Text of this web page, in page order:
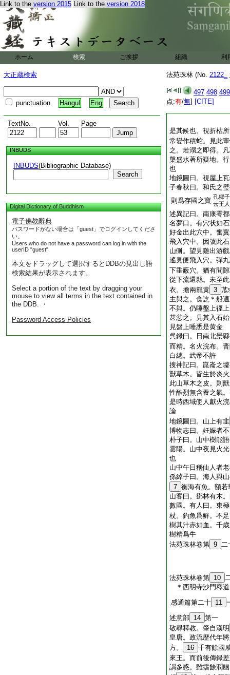
Link to the version 2015 Link to the version 2018
ホーム 検索 ご挨拶 組織 利
大正蔵検索
punctuation Hangul Eng
TextNo. Vol. Page
INBUDS
INBUDS(Bibliographic Database)
Search
Digital Dictionary of Buddhism
電子佛教辭典
パスワードがない場合は「guest」でログインしてくださ
い。
Users who do not have a password can log in with the
userID "guest".
本文をドラッグして選択するとDDBの見出し語
検索結果が表示されます。
Select a portion of the text by dragging your
mouse to view all terms in the text contained in
the DDB. ・
Password Access Policies
法苑珠林 (No. 2122_
497 498 499
点:有/無] [CITE]
是其候也。視折枯
常變作積蛇。見此
之。若溺之即得。
槃盛水著所疑地。
也
地鏡圖曰。視屋上
子春秋曰。和氏之
則爲存國之寶 孔郷
云王
述異記曰。南康雩
名夢口。有穴状如
好金出此穴中。奮
飛入穴中。因號此
山側。望見雞出游
遙見便飛入穴。彈
下垂蔽穴。猶有間
從下流還縣。未至
衣。擔兩籠黄 3 苽
主與之。食訖＊船
不與。仍唾盤上徑
甚忿之。見其入石
見盤上唾悉是黄金
呉録曰。日南北景
而精。名火浣布。
白繐。武帝不許
搜神記曰。崑崙之
獸草木。皆生於炎
此山草木之皮。則
性酷烈無含養之氣
是時西域使人獻火
論
地鏡圖曰。山上有韭
博物志曰。妊娠者
朴子曰。山中樹能
雲陽。山中夜見火
也
山中午日稱仙人者
孫綽子曰。海人與
7 衡海有魚。額
山客曰。鄧林有木
數國。有人曰。東
杖。釣魚爲鮮。不
樹其汁赤如血。千
樹精爲牛
法苑珠林卷第 9 二
法苑珠林卷第 10
＊西明寺沙門釋
感通篇第二十 11
述意部 14 第一
敬尋釋教。肇自漢明
皇唐。政流歴代年
方。
16 千有餘國
來王。而前後傳録
謂多惑。雖霑餘潤